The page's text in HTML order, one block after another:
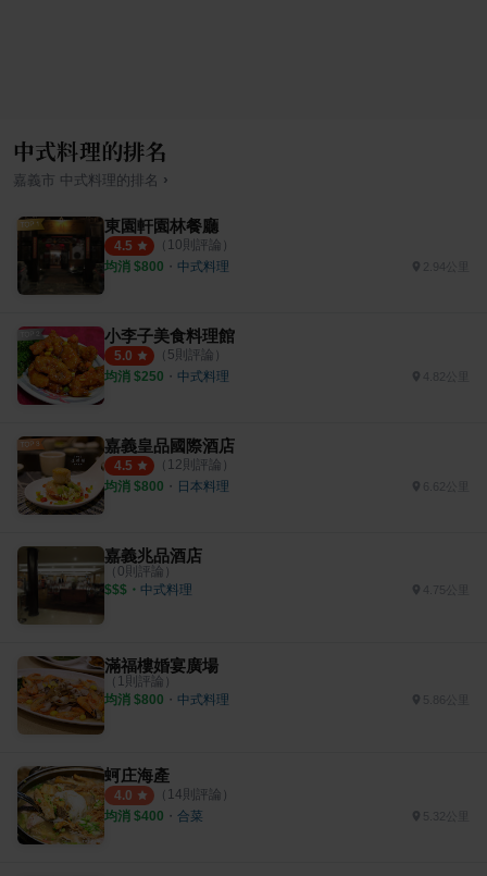
中式料理的排名
嘉義市 中式料理 的排名 ›
東園軒園林餐廳
4.5 （ 10則評論）
均消 $800 ・ 中式料理 2.94公里
小李子美食料理館
5.0 （ 5則評論）
均消 $250 ・ 中式料理 4.82公里
嘉義皇品國際酒店
4.5 （ 12則評論）
均消 $800 ・ 日本料理 6.62公里
嘉義兆品酒店
（ 0則評論）
$$$ ・ 中式料理 4.75公里
滿福樓婚宴廣場
（ 1則評論）
均消 $800 ・ 中式料理 5.86公里
蚵庄海產
4.0 （ 14則評論）
均消 $400 ・ 合菜 5.32公里